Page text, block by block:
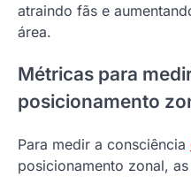
atraindo fãs e
área.
Métricas para
posicionamento
Para medir a consciência
posicionamento zonal,